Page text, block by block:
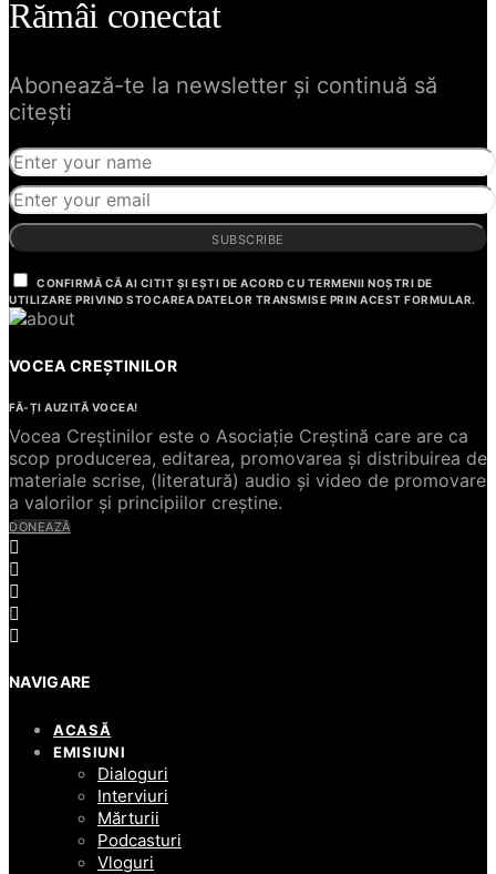
Rămâi conectat
Abonează-te la newsletter și continuă să
citești
SUBSCRIBE
CONFIRMĂ CĂ AI CITIT ȘI EȘTI DE ACORD CU TERMENII NOȘTRI DE
UTILIZARE PRIVIND STOCAREA DATELOR TRANSMISE PRIN ACEST FORMULAR.
VOCEA CREȘTINILOR
FĂ-ȚI AUZITĂ VOCEA!
Vocea Creștinilor este o Asociație Creștină care are ca
scop producerea, editarea, promovarea și distribuirea de
materiale scrise, (literatură) audio și video de promovare
a valorilor și principiilor creștine.
DONEAZĂ
NAVIGARE
ACASĂ
EMISIUNI
Dialoguri
Interviuri
Mărturii
Podcasturi
Vloguri